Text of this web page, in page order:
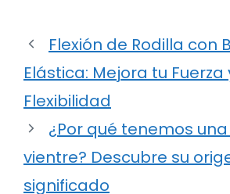
Flexión de Rodilla con
Elástica: Mejora tu Fuerza
Flexibilidad
¿Por qué tenemos
vientre? Descubre su
significado